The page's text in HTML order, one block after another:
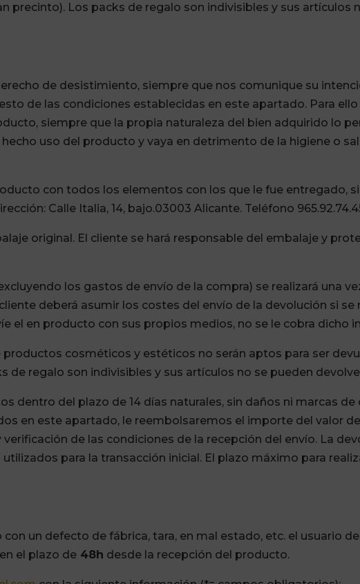
precinto). Los packs de regalo son indivisibles y sus artículos
de desistimiento, siempre que nos comunique su
de las condiciones establecidas en este apartado. Para ello
siempre que la propia naturaleza del bien adquirido lo
uso del producto y vaya en detrimento de la higiene o
con todos los elementos con los que le fue entregado,
Calle Italia, 14, bajo.03003 Alicante. Teléfono
original. El cliente se hará responsable del embalaje y
los gastos de envío de la compra) se realizará una
deberá asumir los costes del envío de la devolución si se
el en producto con sus propios medios, no se le cobra dicho
cosméticos y estéticos no serán aptos para ser
de regalo son indivisibles y sus artículos no se pueden
dentro del plazo de 14 días naturales, sin daños ni marcas
en este apartado, le reembolsaremos el importe del valor
de las condiciones de la recepción del envío. La
para la transacción inicial. El plazo máximo para
un defecto de fábrica, tara, en mal estado, etc. el usuario
el plazo de 48h desde la recepción del producto.